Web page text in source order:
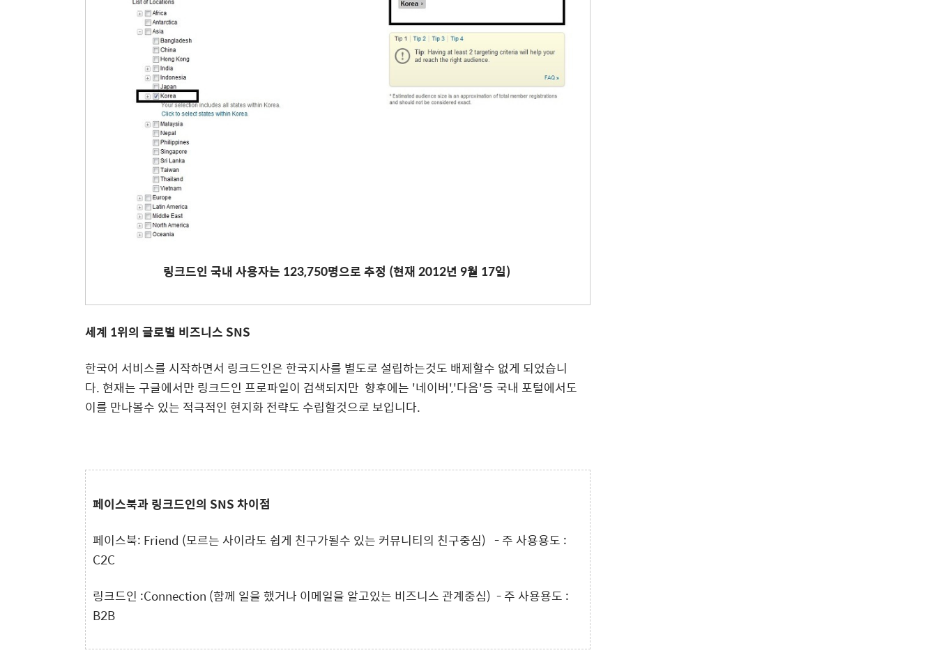
링크드인 국내 사용자는 123,750명으로 추정 (현재 2012년 9월 17일)
세계 1위의 글로벌 비즈니스 SNS
한국어 서비스를 시작하면서 링크드인은 한국지사를 별도로 설립하는것도 배제할수 없게 되었습니
다. 현재는 구글에서만 링크드인 프로파일이 검색되지만 향후에는 '네이버','다음'등 국내 포털에서도
이를 만나볼수 있는 적극적인 현지화 전략도 수립할것으로 보입니다.
페이스북과 링크드인의 SNS 차이점
페이스북: Friend (모르는 사이라도 쉽게 친구가될수 있는 커뮤니티의 친구중심) - 주 사용용도 :
C2C
링크드인 :Connection (함께 일을 했거나 이메일을 알고있는 비즈니스 관계중심) - 주 사용용도 :
B2B